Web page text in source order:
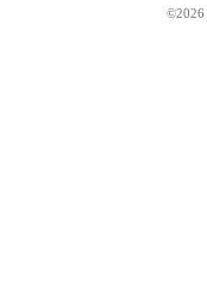
©2026